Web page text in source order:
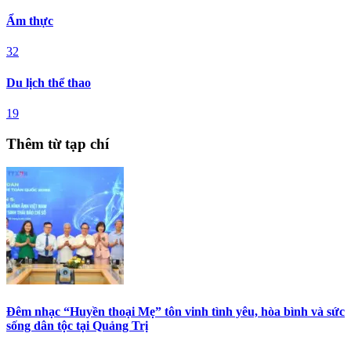
Ẩm thực
32
Du lịch thể thao
19
Thêm từ tạp chí
Đêm nhạc “Huyền thoại Mẹ” tôn vinh tình yêu, hòa bình và sức
sống dân tộc tại Quảng Trị